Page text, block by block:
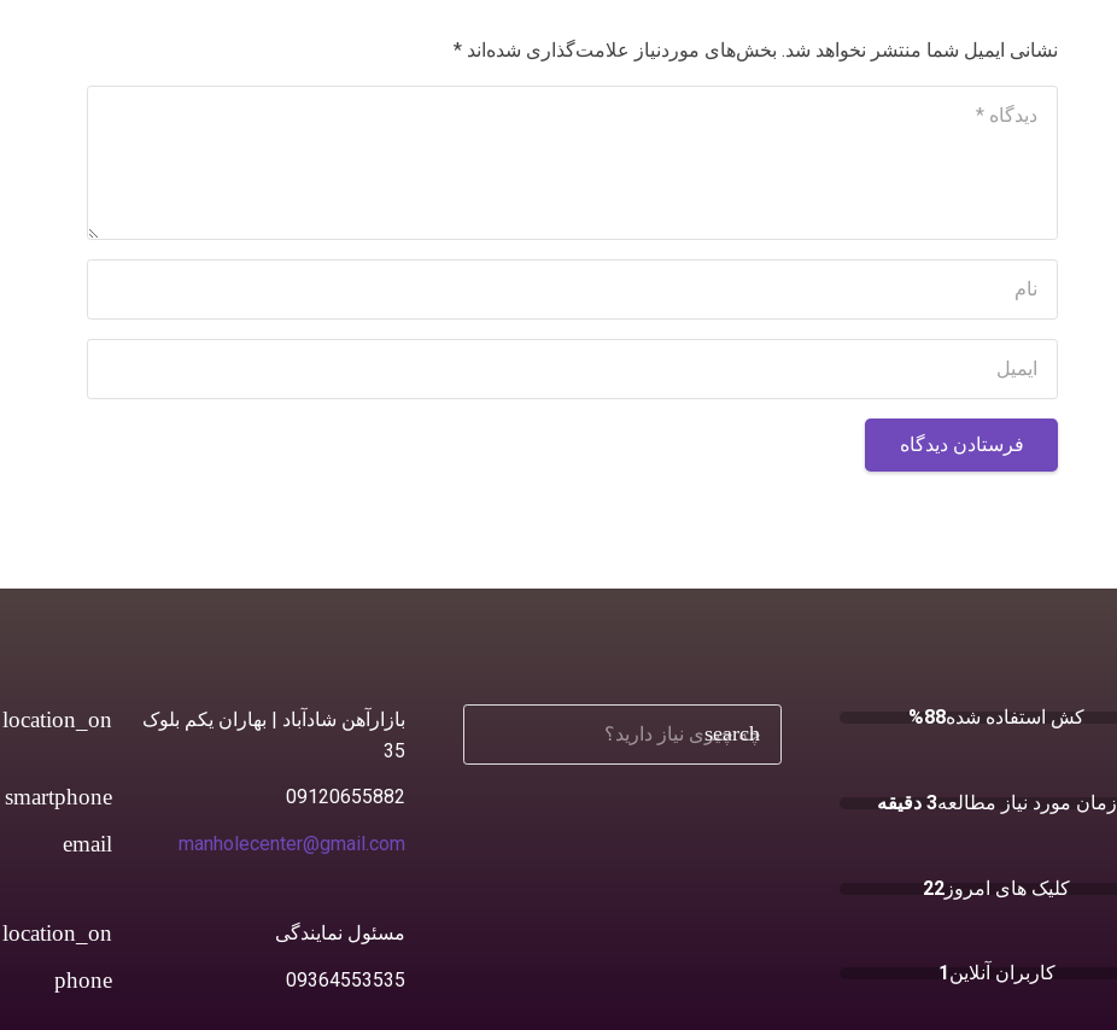
نشانی ایمیل شما منتشر نخواهد شد. بخش‌های موردنیاز علامت‌گذاری شده‌اند *
فرستادن دیدگاه
کش استفاده شده88%
زمان مورد نیاز مطالعه3 دقیقه
کلیک های امروز 22
کاربران آنلاین 1
search
بازارآهن شادآباد | بهاران یکم بلوک
35
09120655882
manholecenter@gmail.com
مسئول نمایندگی
09364553535